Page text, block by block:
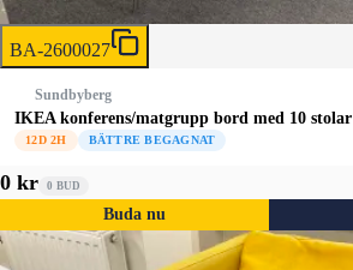
BA-2600027
Sundbyberg
IKEA konferens/matgrupp bord med 10 stolar
12D 2H BÄTTRE BEGAGNAT
0 kr 0 BUD
Buda nu